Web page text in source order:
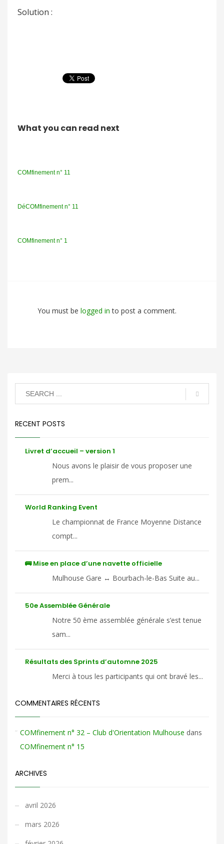
Solution :
What you can read next
COMfinement n° 11
DéCOMfinement n° 11
COMfinement n° 1
You must be logged into post a comment.
RECENT POSTS
Livret d’accueil – version 1
Nous avons le plaisir de vous proposer une
prem...
World Ranking Event
Le championnat de France Moyenne Distance
compt...
🚌 Mise en place d’une navette officielle
Mulhouse Gare ↔ Bourbach-le-Bas Suite au...
50e Assemblée Générale
Notre 50 ème assemblée générale s’est tenue
sam...
Résultats des Sprints d’automne 2025
Merci à tous les participants qui ont bravé les...
COMMENTAIRES RÉCENTS
COMfinement n° 32 – Club d'Orientation Mulhouse dans
COMfinement n° 15
ARCHIVES
avril 2026
mars 2026